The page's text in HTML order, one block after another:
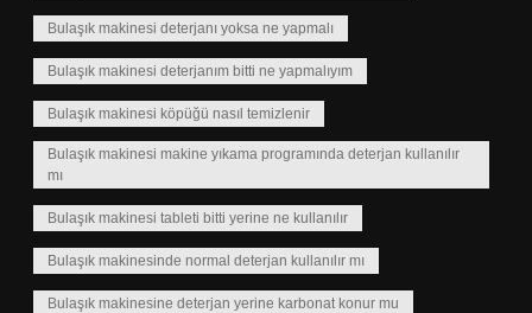
Bulaşık makinesi deterjanı yoksa ne yapmalı
Bulaşık makinesi deterjanım bitti ne yapmalıyım
Bulaşık makinesi köpüğü nasıl temizlenir
Bulaşık makinesi makine yıkama programında deterjan kullanılır
mı
Bulaşık makinesi tableti bitti yerine ne kullanılır
Bulaşık makinesinde normal deterjan kullanılır mı
Bulaşık makinesine deterjan yerine karbonat konur mu